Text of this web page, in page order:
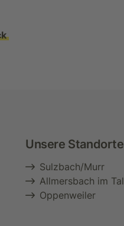
Unsere Standorte
Sulzbach/Murr
Allmersbach im Tal
Oppenweiler